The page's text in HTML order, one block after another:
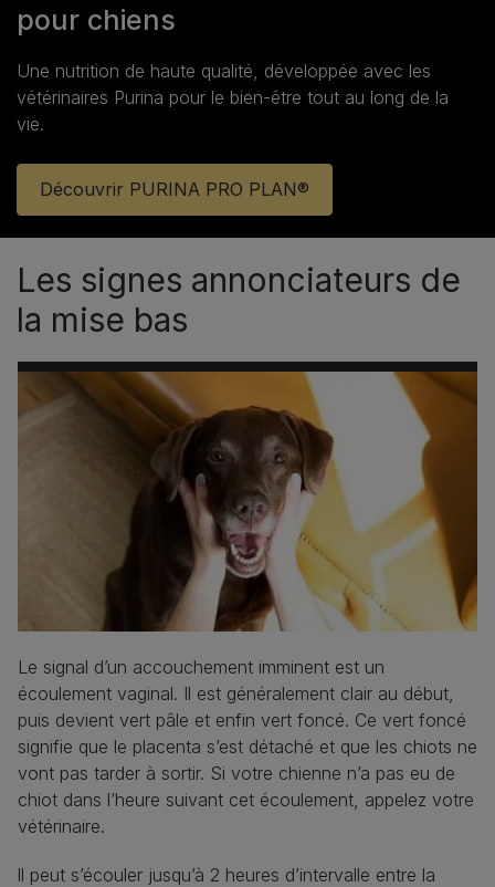
pour chiens
Une nutrition de haute qualité, développée avec les
vétérinaires Purina pour le bien‑être tout au long de la
vie.
Découvrir PURINA PRO PLAN®
Les signes annonciateurs de
la mise bas
Le signal d’un accouchement imminent est un
écoulement vaginal. Il est généralement clair au début,
puis devient vert pâle et enfin vert foncé. Ce vert foncé
signifie que le placenta s’est détaché et que les chiots ne
vont pas tarder à sortir. Si votre chienne n’a pas eu de
chiot dans l’heure suivant cet écoulement, appelez votre
vétérinaire.
Il peut s’écouler jusqu’à 2 heures d’intervalle entre la